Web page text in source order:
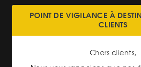
Cookies
Conditions générales de
POINT DE VIGILANCE À
CLIENTS
Chers clients,